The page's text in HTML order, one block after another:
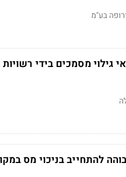
מסמכים בידי
להתחייב בניכוי מס